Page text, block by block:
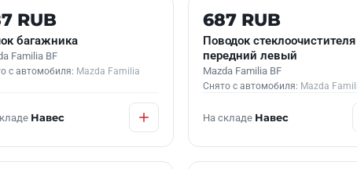
НАЛИЧИИ
RUB
багажника
Familia BF
с автомобиля: Mazda Familia
Навес
Б/У В НАЛИЧИИ
687 RUB
Поводок стеклоочистителя
передний левый
Mazda Familia BF
Снято с автомобиля: Mazda
На складе Навес